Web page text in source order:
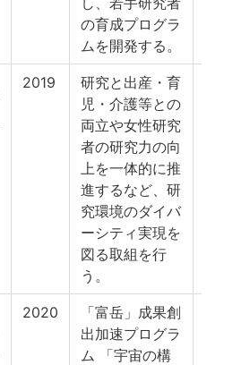
の育成プログラ
ムを開発する。
2019
研究と出産・育
児・介護等との
両立や女性研究
者の研究力の向
上を一体的に推
進するなど、研
究環境のダイバ
ーシティ実現を
図る取組を行
う。
2020
「富岳」成果創
出加速プログラ
ム 「宇宙の構